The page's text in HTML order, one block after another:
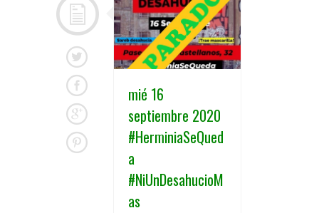
mié 16
septiembre 2020
#HerminiaSeQued
a
#NiUnDesahucioM
as